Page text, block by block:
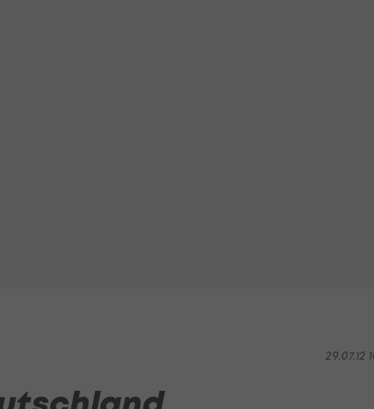
29.07.12